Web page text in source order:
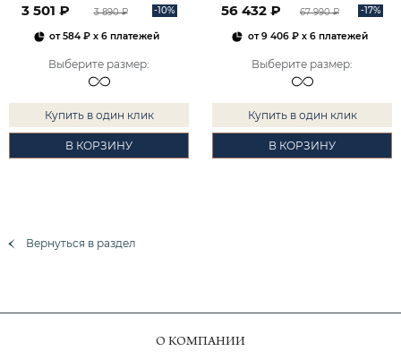
3 501 ₽ 3 890 ₽ -10%
от584 ₽ x 6 платежей
Выберите размер:
Купить в один клик
В КОРЗИНУ
56 432 ₽ 67 990 ₽ -17%
от9 406 ₽x 6 платежей
Выберите размер:
Купить в один клик
В КОРЗИНУ
Вернуться в раздел
О КОМПАНИИ